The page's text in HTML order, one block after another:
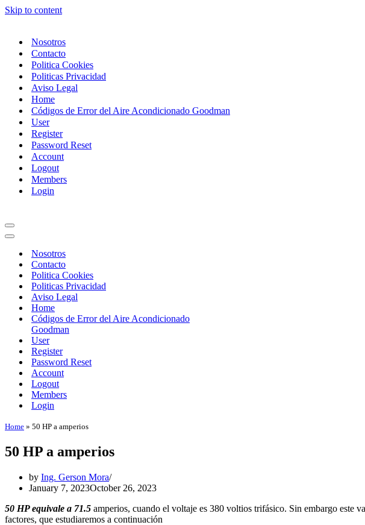
Skip to content
Nosotros
Contacto
Politica Cookies
Politicas Privacidad
Aviso Legal
Home
Códigos de Error del Aire Acondicionado Goodman
User
Register
Password Reset
Account
Logout
Members
Login
Navigation
Menu
Navigation
Nosotros
Contacto
Politica Cookies
Politicas Privacidad
Aviso Legal
Home
Códigos de Error del Aire Acondicionado
Goodman
User
Register
Password Reset
Account
Logout
Members
Login
Home » 50 HP a amperios
50 HP a amperios
by Ing. Gerson Mora
January 7, 2023October 26, 2023
50 HP equivale a 71.5 amperios, cuando el voltaje es 380 voltios trifásico. Sin embargo este
factores, que estudiaremos a continuación